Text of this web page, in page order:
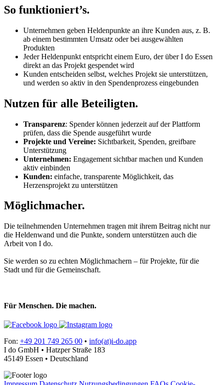
So funktioniert’s.
Unternehmen geben Heldenpunkte an ihre Kunden aus, z. B.
ab einem bestimmten Umsatz oder bei ausgewählten
Produkten
Jeder Heldenpunkt entspricht einem Euro, der über I do Essen
direkt an das Projekt gespendet wird
Kunden entscheiden selbst, welches Projekt sie unterstützen,
und werden so aktiv in den Spendenprozess eingebunden
Nutzen für alle Beteiligten.
Transparenz: Spender können jederzeit auf der Plattform
prüfen, dass die Spende ausgeführt wurde
Projekte und Vereine: Sichtbarkeit, Spenden, greifbare
Unterstützung
Unternehmen: Engagement sichtbar machen und Kunden
aktiv einbinden
Kunden: einfache, transparente Möglichkeit, das
Herzensprojekt zu unterstützen
Möglichmacher.
Die teilnehmenden Unternehmen tragen mit ihrem Beitrag nicht nur
die Heldenwand und die Punkte, sondern unterstützen auch die
Arbeit von I do.
Sie werden so zu echten Möglichmachern – für Projekte, für die
Stadt und für die Gemeinschaft.
Für Menschen. Die machen.
Fon: +49 201 749 265 00 • info(at)i-do.app
I do GmbH • Hatzper Straße 183
45149 Essen • Deutschland